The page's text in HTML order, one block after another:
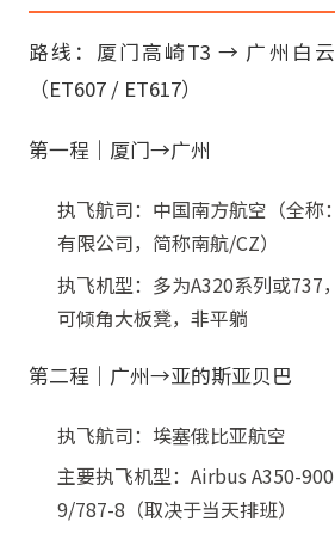
路线：厦门高崎T3 → 广州白
（ET607 / ET617）
第一程｜厦门→广州
执飞航司：中国南方航空（全称
有限公司，简称南航/CZ）
执飞机型：多为A320系列或737
可倾角大板凳，非平躺
第二程｜广州→亚的斯亚贝巴
执飞航司：埃塞俄比亚航空
主要执飞机型：Airbus A350-
9/787-8（取决于当天排班）